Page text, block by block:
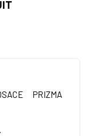
PRIZMA